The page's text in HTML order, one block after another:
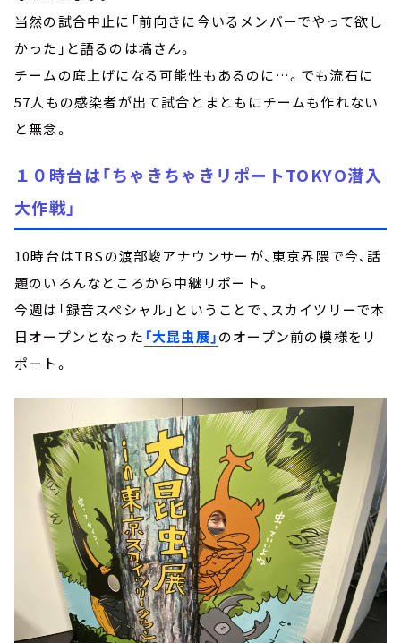
当然の試合中止に「前向きに今いるメンバーでやって欲し
かった」と語るのは塙さん。
チームの底上げになる可能性もあるのに…。でも流石に
57人もの感染者が出て試合とまともにチームも作れない
と無念。
１０時台は「ちゃきちゃきリポートTOKYO潜入
大作戦」
10時台はTBSの渡部峻アナウンサーが、東京界隈で今、話
題のいろんなところから中継リポート。
今週は「録音スペシャル」ということで、スカイツリーで本
日オープンとなった 「大昆虫展」のオープン前の模様をリ
ポート。